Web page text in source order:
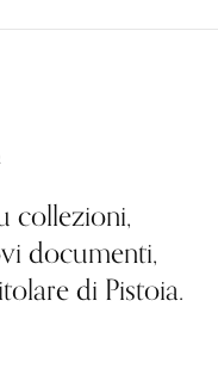
collezioni,
documenti,
di Pistoia.